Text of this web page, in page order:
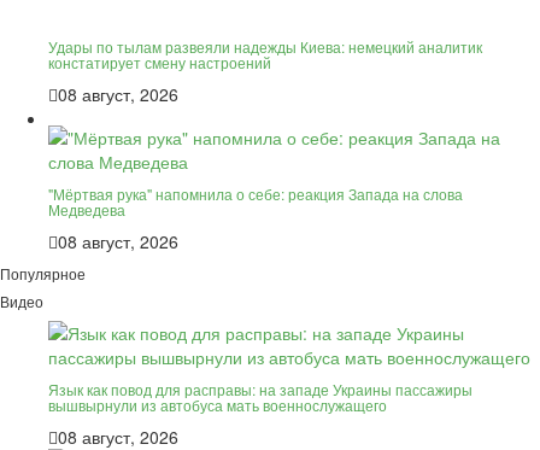
Удары по тылам развеяли надежды Киева: немецкий аналитик
констатирует смену настроений
08 август, 2026
"Мёртвая рука" напомнила о себе: реакция Запада на слова
Медведева
08 август, 2026
Популярное
Видео
Язык как повод для расправы: на западе Украины пассажиры
вышвырнули из автобуса мать военнослужащего
08 август, 2026